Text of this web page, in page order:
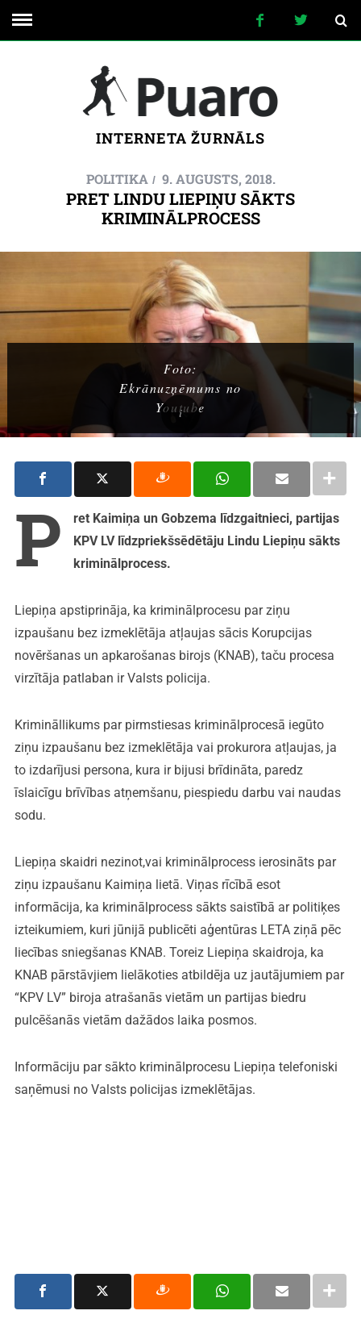
INTERNETA ŽURNĀLS
POLITIKA 9. AUGUSTS, 2018.
PRET LINDU LIEPIŅU SĀKTS
KRIMINĀLPROCESS
Foto:
Ekrānuzņēmums no
Youtube
P
ret Kaimiņa un Gobzema līdzgaitnieci, partijas
KPV LV līdzpriekšsēdētāju Lindu Liepiņu sākts
kriminālprocess.
Liepiņa apstiprināja, ka kriminālprocesu par ziņu
izpaušanu bez izmeklētāja atļaujas sācis Korupcijas
novēršanas un apkarošanas birojs (KNAB), taču procesa
virzītāja patlaban ir Valsts policija.
Krimināllikums par pirmstiesas kriminālprocesā iegūto
ziņu izpaušanu bez izmeklētāja vai prokurora atļaujas, ja
to izdarījusi persona, kura ir bijusi brīdināta, paredz
īslaicīgu brīvības atņemšanu, piespiedu darbu vai naudas
sodu.
Liepiņa skaidri nezinot,vai kriminālprocess ierosināts par
ziņu izpaušanu Kaimiņa lietā. Viņas rīcībā esot
informācija, ka kriminālprocess sākts saistībā ar politiķes
izteikumiem, kuri jūnijā publicēti aģentūras LETA ziņā pēc
liecības sniegšanas KNAB. Toreiz Liepiņa skaidroja, ka
KNAB pārstāvjiem lielākoties atbildēja uz jautājumiem par
“KPV LV” biroja atrašanās vietām un partijas biedru
pulcēšanās vietām dažādos laika posmos.
Informāciju par sākto kriminālprocesu Liepiņa telefoniski
saņēmusi no Valsts policijas izmeklētājas.